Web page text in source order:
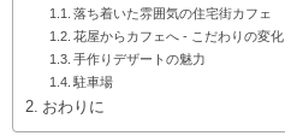
落ち着いた雰囲気の住宅街カフェ
花屋からカフェへ - こだわりの変化
手作りデザートの魅力
駐車場
おわりに